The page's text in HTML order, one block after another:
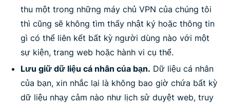
thu một trong những máy chủ VPN của chúng tôi
thì cũng sẽ không tìm thấy nhật ký hoặc thông tin
gì có thể liên kết bất kỳ người dùng nào với một
sự kiện, trang web hoặc hành vi cụ thể.
Lưu giữ dữ liệu cá nhân của bạn. Dữ liệu cá nhân
của bạn, xin nhắc lại là không bao giờ chứa bất kỳ
dữ liệu nhạy cảm nào như lịch sử duyệt web, truy